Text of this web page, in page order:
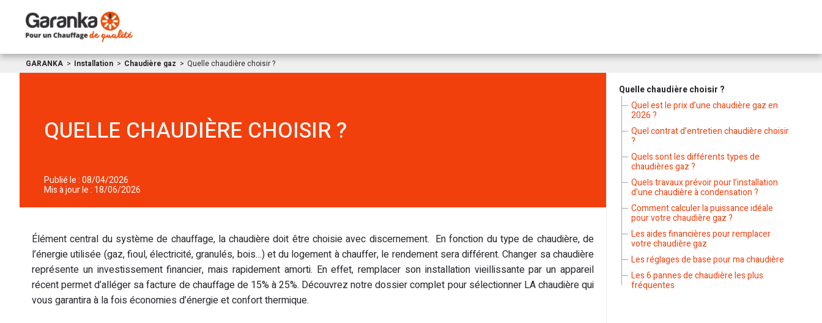
GARANKA Installation Chaudière gaz Quelle chaudière choisir ?
QUELLE CHAUDIÈRE CHOISIR ?
Publié le : 08/04/2026
Mis à jour le : 18/06/2026
Élément central du système de chauffage, la chaudière doit être choisie avec discernement. En fonction du type de chaudière, de
l’énergie utilisée (gaz, fioul, électricité, granulés, bois…) et du logement à chauffer, le rendement sera différent. Changer sa chaudière
représente un investissement financier, mais rapidement amorti. En effet, remplacer son installation vieillissante par un appareil
récent permet d’alléger sa facture de chauffage de 15% à 25%. Découvrez notre dossier complet pour sélectionner LA chaudière qui
vous garantira à la fois économies d’énergie et confort thermique.
Quelle chaudière choisir ?
Quel est le prix d’une chaudière gaz en
2026 ?
Quel contrat d’entretien chaudière choisir
?
Quels sont les différents types de
chaudières gaz ?
Quels travaux prévoir pour l’installation
d’une chaudière à condensation ?
Comment calculer la puissance idéale
pour votre chaudière gaz ?
Les aides financières pour remplacer
votre chaudière gaz
Les réglages de base pour ma chaudière
Les 6 pannes de chaudière les plus
fréquentes